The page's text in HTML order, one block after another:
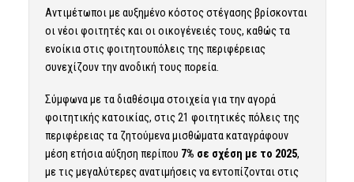
Αντιμέτωποι με αυξημένο κόστος στέγασης βρίσκονται
οι νέοι φοιτητές και οι οικογένειές τους, καθώς τα
ενοίκια στις φοιτητουπόλεις της περιφέρειας
συνεχίζουν την ανοδική τους πορεία.
Σύμφωνα με τα διαθέσιμα στοιχεία για την αγορά
φοιτητικής κατοικίας, στις 21 φοιτητικές πόλεις της
περιφέρειας τα ζητούμενα μισθώματα καταγράφουν
μέση ετήσια αύξηση περίπου 7% σε σχέση με το 2025,
με τις μεγαλύτερες ανατιμήσεις να εντοπίζονται στις